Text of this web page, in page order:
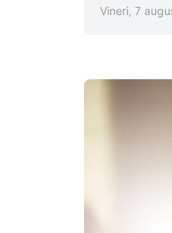
Vineri, 7